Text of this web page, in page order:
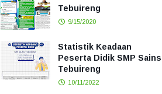
Tebuireng
9/15/2020
Statistik Keadaan
Peserta Didik SMP Sains
Tebuireng
10/11/2022